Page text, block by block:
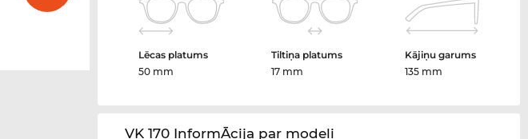
Lēcas platums
50 mm
Tiltiņa platums
17 mm
Kājiņu garums
135 mm
VK 170 InformĀcija par modeli